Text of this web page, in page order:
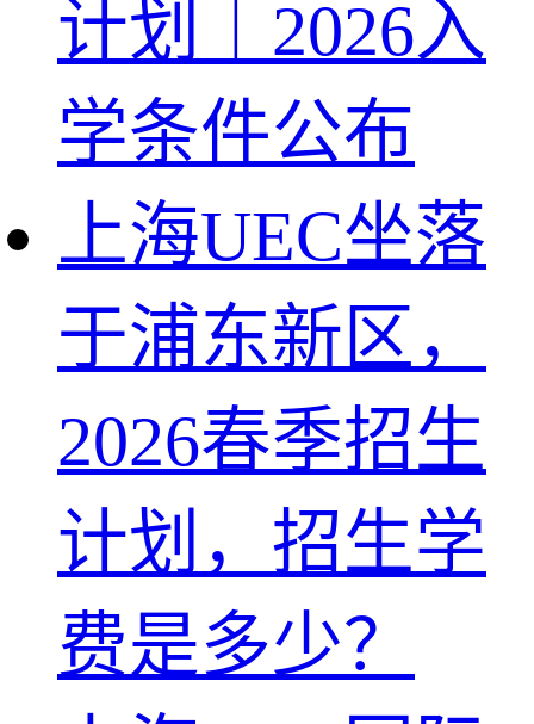
计划｜2026入
学条件公布
上海UEC坐落
于浦东新区，
2026春季招生
计划，招生学
费是多少？